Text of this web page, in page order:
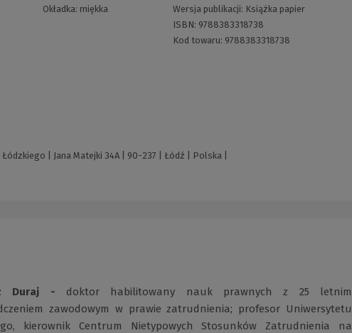
Okładka: miękka
Wersja publikacji: Książka papier
ISBN: 9788383318738
Kod towaru: 9788383318738
| Jana Matejki 34A | 90-237 | Łódź | Polska |
Duraj - doktor habilitowany nauk prawnych z 25 letnim
zawodowym w prawie zatrudnienia; profesor Uniwersytetu
kierownik Centrum Nietypowych Stosunków Zatrudnienia na